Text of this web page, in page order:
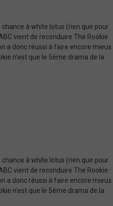
à white lotus (rien que pour
vient de reconduire The Rookie
a donc réussi à faire encore mieux
n'est que le 5ème drama de la
à white lotus (rien que pour
vient de reconduire The Rookie
a donc réussi à faire encore mieux
n'est que le 5ème drama de la